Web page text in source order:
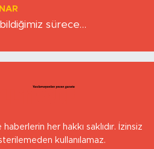
sürece…
her hakkı saklıdır. İzinsiz
kullanılamaz.